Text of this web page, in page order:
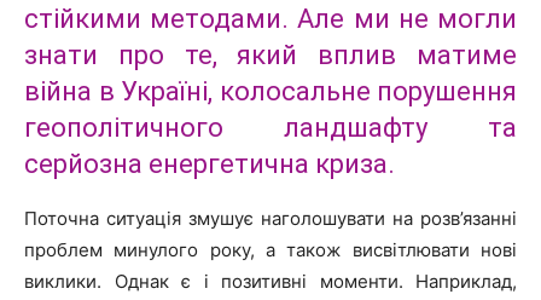
стійкими методами. Але ми не могли
знати про те, який вплив матиме
війна в Україні, колосальне порушення
геополітичного ландшафту та
серйозна енергетична криза.
Поточна ситуація змушує наголошувати на розв’язанні
проблем минулого року, а також висвітлювати нові
виклики. Однак є і позитивні моменти. Наприклад,